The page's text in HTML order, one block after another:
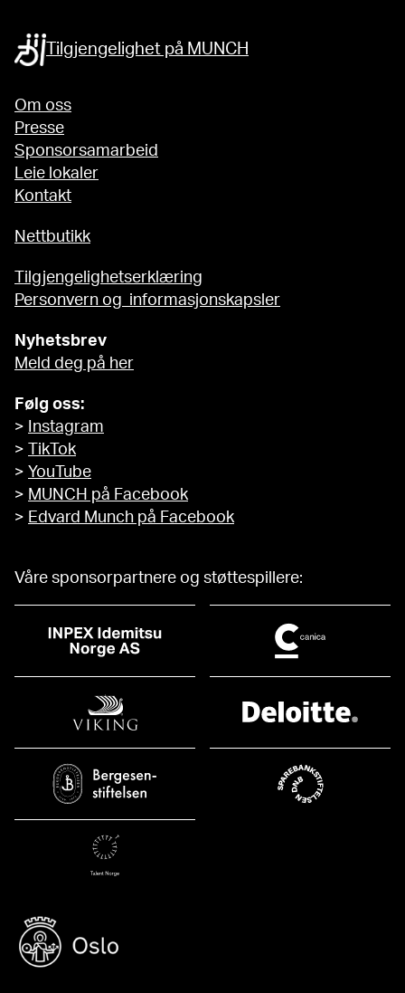
Tilgjengelighet på MUNCH
Om oss
Presse
Sponsorsamarbeid
Leie lokaler
Kontakt
Nettbutikk
Tilgjengelighetserklæring
Personvern og informasjonskapsler
Nyhetsbrev
Meld deg på her
Følg oss:
>
Instagram
>
TikTok
> YouTube
> MUNCH på Facebook
> Edvard Munch på Facebook
Våre sponsorpartnere og støttespillere: